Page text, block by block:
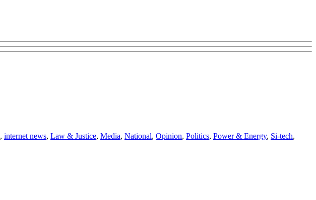
, internet news, Law & Justice, Media, National, Opinion, Politics, Power & Energy, Si-tech,